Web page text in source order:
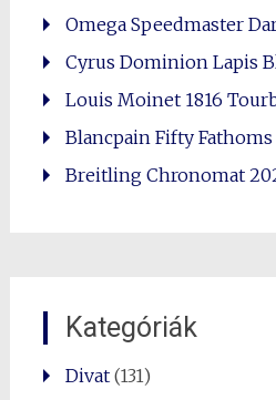
Omega Speedmaster
Cyrus Dominion Lapis
Louis Moinet 1816
Blancpain Fifty Fathoms
Breitling Chronomat
Kategóriák
Divat(131)